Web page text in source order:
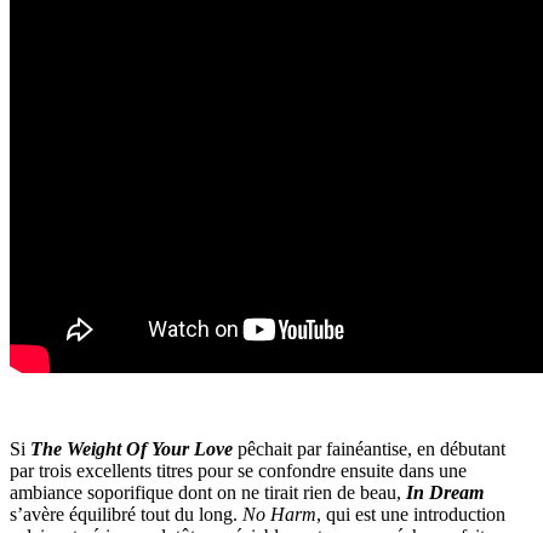
Si The Weight Of Your Love pêchait par fainéantise, en débutant
par trois excellents titres pour se confondre ensuite dans une
ambiance soporifique dont on ne tirait rien de beau, In Dream
s’avère équilibré tout du long. No Harm, qui est une introduction